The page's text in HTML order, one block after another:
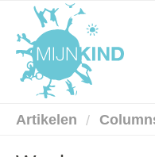
Artikelen